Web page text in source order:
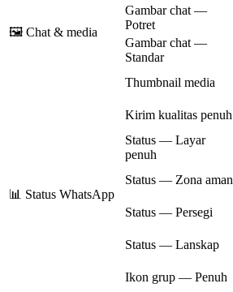
🖼️ Chat & media
Gambar chat —
Potret
Gambar chat —
Standar
Thumbnail media
Kirim kualitas penuh
📊 Status WhatsApp
Status — Layar
penuh
Status — Zona aman
Status — Persegi
Status — Lanskap
Ikon grup — Penuh